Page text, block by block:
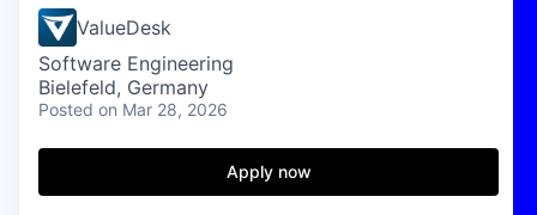
ValueDesk
Software Engineering
Bielefeld, Germany
Posted on Mar 28, 2026
Apply now